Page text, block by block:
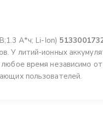
А*ч; Li-Ion)
У литий-ионных
время независимо
пользователей.